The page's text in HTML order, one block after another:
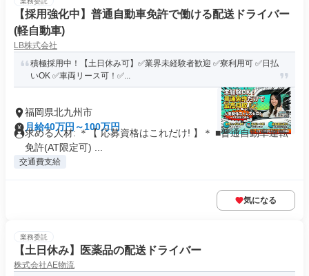
【採用強化中】普通自動車免許で働ける配送ドライバー
(軽自動車)
LB株式会社
積極採用中！【土日休み可】✅業界未経験者歓迎 ✅寮利用可 ✅日払
いOK ✅車両リース可！✅...
福岡県北九州市
月給40万円～100万円
求める人材: ＊【 応募資格はこれだけ! 】＊ ■普通自動車運転
免許(AT限定可) ...
交通費支給
気になる
業務委託
【土日休み】医薬品の配送ドライバー
株式会社AE物流